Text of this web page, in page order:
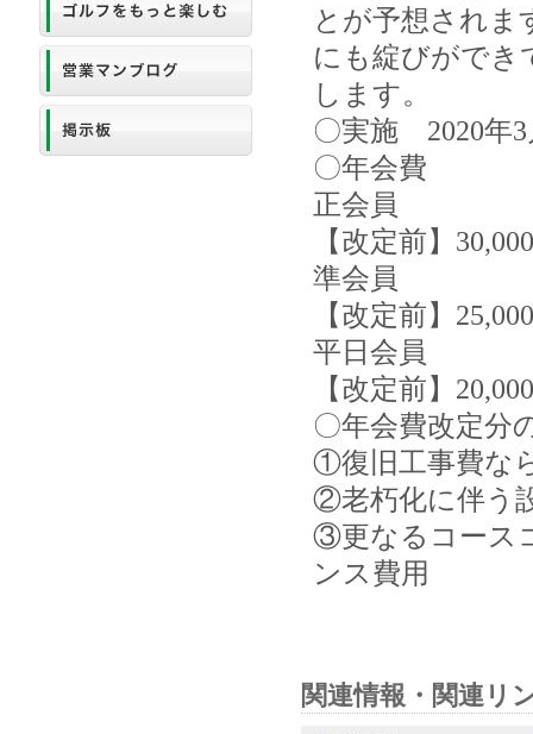
とが予想されま
にも綻びができ
します。
〇実施 2020年
〇年会費
正会員
【改定前】
準会員
【改定前】
平日会員
【改定前】
〇年会費改定分
①復旧工事費な
②老朽化に伴う
③更なるコース
ンス費用
関連情報・関連リ